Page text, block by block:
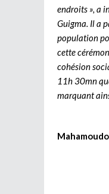
endroits », a
Guigma. Il a
population
cette
cohésion
11h 30mn
marquant